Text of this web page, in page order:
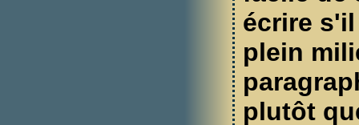
écrire
plein
plutôt